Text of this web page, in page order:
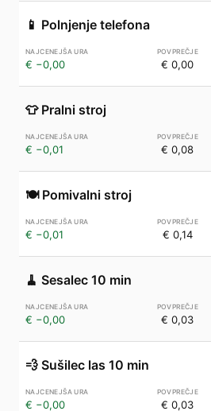
📱 Polnjenje telefona
€ −0,00 € 0,00
👕 Pralni stroj
€ −0,01 € 0,08
🍽️ Pomivalni stroj
€ −0,01 € 0,14
🧹 Sesalec 10 min
€ −0,00 € 0,03
💨 Sušilec las 10 min
€ −0,00 € 0,03